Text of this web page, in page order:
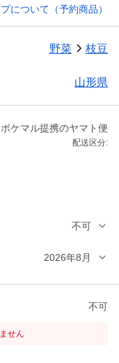
について（予約商品）
野菜 枝豆
山形県
ポケマル提携のヤマト便
配送区分:
不可
2026年8月
不可
せん